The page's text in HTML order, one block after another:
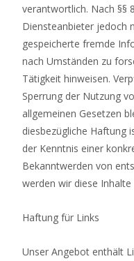
verantwortlich. Nach §§
Diensteanbieter jedoch
gespeicherte fremde
nach Umständen zu
Tätigkeit hinweisen.
Sperrung der Nutzung
allgemeinen Gesetzen
diesbezügliche Haftung
der Kenntnis einer
Bekanntwerden von
werden wir diese
Haftung für Links
Unser Angebot enthält